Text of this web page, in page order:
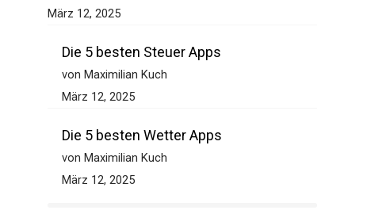
März 12, 2025
Die 5 besten Steuer Apps
von Maximilian Kuch
März 12, 2025
Die 5 besten Wetter Apps
von Maximilian Kuch
März 12, 2025